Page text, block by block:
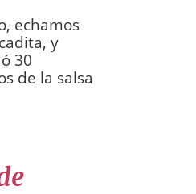
echamos
y
30
de la salsa